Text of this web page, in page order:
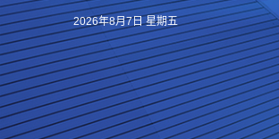
2026年8月7日 星期五